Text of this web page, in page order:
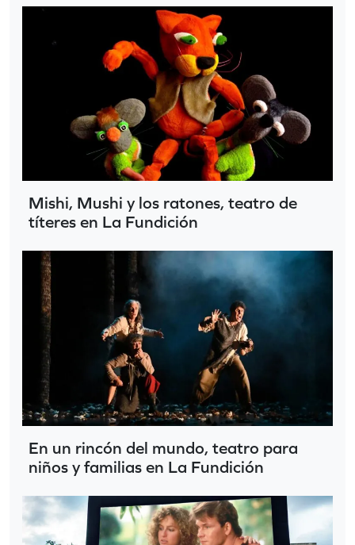
Mishi, Mushi y los ratones, teatro de
títeres en La Fundición
En un rincón del mundo, teatro para
niños y familias en La Fundición